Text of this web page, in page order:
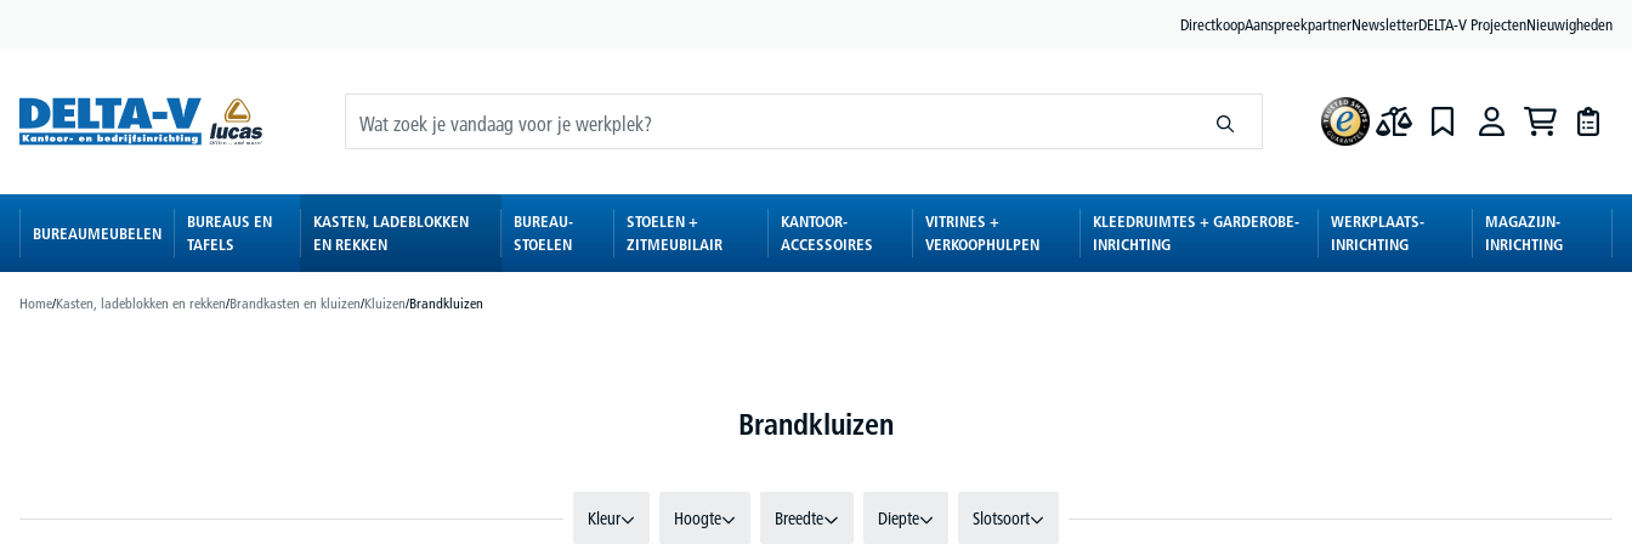
DirectkoopAanspreekpartnerNewsletterDELTA-V ProjectenNieuwigheden
BUREAUMEUBELEN
BUREAUS EN
TAFELS
KASTEN, LADEBLOKKEN
EN REKKEN
BUREAU-
STOELEN
STOELEN +
ZITMEUBILAIR
KANTOOR-
ACCESSOIRES
VITRINES +
VERKOOPHULPEN
KLEEDRUIMTES + GARDEROBE-
INRICHTING
WERKPLAATS-
INRICHTING
MAGAZIJN-
INRICHTING
Home/Kasten, ladeblokken en rekken/Brandkasten en kluizen/Kluizen/Brandkluizen
Brandkluizen
Kleur Hoogte Breedte Diepte Slotsoort